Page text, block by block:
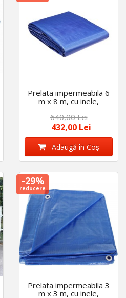
Prelata impermeabila 6
m x 8 m, cu inele,
calitate premium,
albastra
640,00 Lei
432,00 Lei
Adaugă în Coş
-29%
reducere
Prelata impermeabila 3
m x 3 m, cu inele,